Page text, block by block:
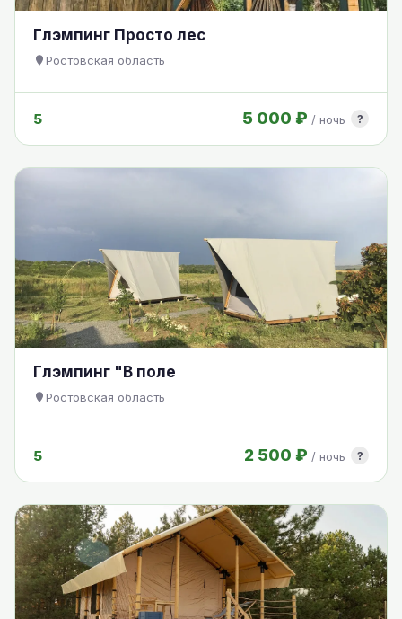
Глэмпинг Просто лес
Ростовская область
5 5 000 ₽ / ночь ?
Глэмпинг "В поле
Ростовская область
5 2 500 ₽ / ночь ?